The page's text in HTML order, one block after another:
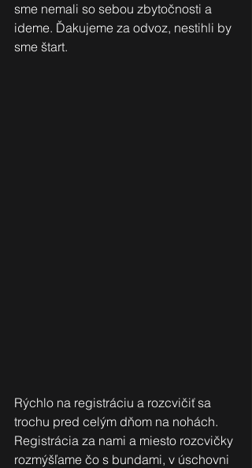
sme nemali so sebou zbytočnosti a
ideme. Ďakujeme za odvoz, nestihli by
sme štart.
Rýchlo na registráciu a rozcvičiť sa
trochu pred celým dňom na nohách.
Registrácia za nami a miesto rozcvičky
rozmýšľame čo s bundami, v úschovni